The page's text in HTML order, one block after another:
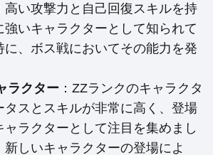
高い攻撃力と自己回復スキルを持
強いキャラクターとして知られて
に、ボス戦においてその能力を発
ラクター ：ZZランクのキャラクタ
タスとスキルが非常に高く、登場
ャラクターとして注目を集めまし
新しいキャラクターの登場によ